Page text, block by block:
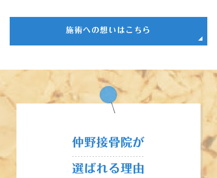
施術への想いはこちら
仲野接骨院が
選ばれる理由